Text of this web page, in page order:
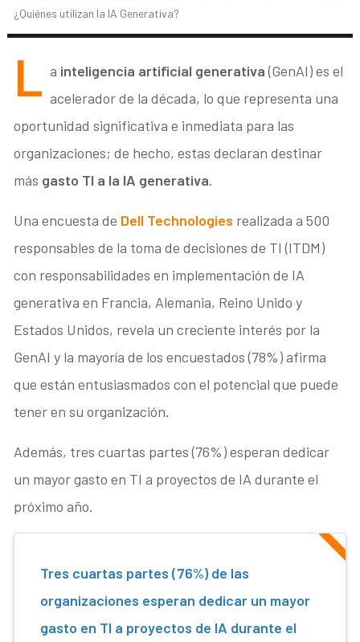
¿Quiénes utilizan la IA Generativa?
L a inteligencia artificial generativa(GenAI) es el
acelerador de la década, lo que representa una
oportunidad significativa e inmediata para las
organizaciones; de hecho, estas declaran destinar
más gasto TI a la IA generativa.
Una encuesta de Dell Technologies realizada a 500
responsables de la toma de decisiones de TI (ITDM)
con responsabilidades en implementación de IA
generativa en Francia, Alemania, Reino Unido y
Estados Unidos, revela un creciente interés por la
GenAI y la mayoría de los encuestados (78%) afirma
que están entusiasmados con el potencial que puede
tener en su organización.
Además, tres cuartas partes (76%) esperan dedicar
un mayor gasto en TI a proyectos de IA durante el
próximo año.
Tres cuartas partes (76%) de las
organizaciones esperan dedicar un mayor
gasto en TI a proyectos de IA durante el